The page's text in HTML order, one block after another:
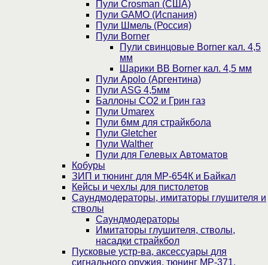
Пули Crosman (США)
Пули GAMO (Испания)
Пули Шмель (Россия)
Пули Borner
Пули свинцовые Borner кал. 4,5
мм
Шарики BB Borner кал. 4,5 мм
Пули Apolo (Аргентина)
Пули ASG 4,5мм
Баллоны CO2 и Грин газ
Пули Umarex
Пули 6мм для страйкбола
Пули Gletcher
Пули Walther
Пули для Гелевых Автоматов
Кобуры
ЗИП и тюнинг для МР-654К и Байкал
Кейсы и чехлы для пистолетов
Саундмодераторы, имитаторы глушителя и
стволы
Саундмодераторы
Имитаторы глушителя, стволы,
насадки страйкбол
Пусковые устр-ва, аксессуары для
сигнального оружия, тюнинг МР-371,